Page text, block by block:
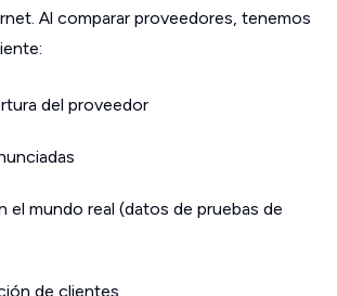
Al comparar proveedores, tenemos
del proveedor
el mundo real (datos de pruebas de
de clientes